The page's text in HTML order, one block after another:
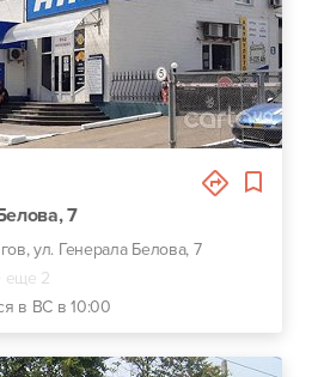
7
ул. Генерала Белова, 7
еще 2
в ВС в 10:00